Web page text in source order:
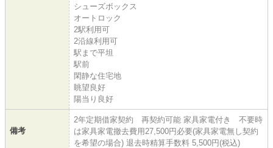
シューズボックス
オートロック
2駅利用可
2沿線利用可
駅まで平坦
駅前
閑静な住宅地
眺望良好
陽当り良好
備考
2年定期借家契約 再契約可能 家具家電付き 不要時
は家具家電撤去費用27,500円必要(家具家電無し契約
を希望の場合) 退去時精算手数料 5,500円(税込)